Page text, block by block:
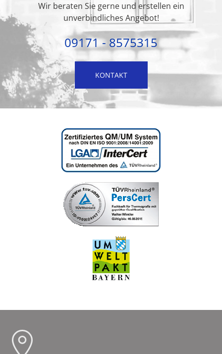
Wir beraten Sie gerne und erstellen ein
unverbindliches Angebot!
09171 - 8575315
KONTAKT